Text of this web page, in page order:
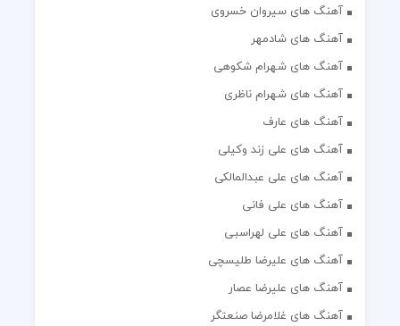
آهنگ های سیروان خسروی
آهنگ های شادمهر
آهنگ های شهرام شکوهی
آهنگ های شهرام ناظری
آهنگ های عارف
آهنگ های علی زند وکیلی
آهنگ های علی عبدالمالکی
آهنگ های علی فانی
آهنگ های علی لهراسبی
آهنگ های علیرضا طلیسچی
آهنگ های علیرضا عصار
آهنگ های غلامرضا صنعتگر